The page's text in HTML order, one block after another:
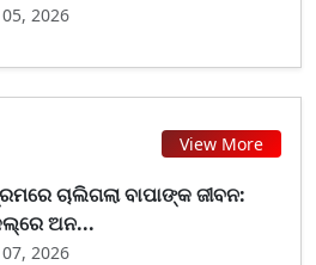
2026
View More
ଚାଲିଗଲା ବାପାଙ୍କ ଜୀବନ:
ଅନ...
2026